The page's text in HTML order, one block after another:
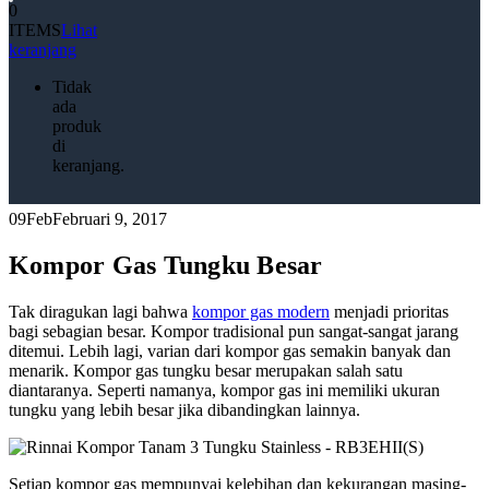
0
ITEMSLihat
keranjang
Tidak
ada
produk
di
keranjang.
09FebFebruari 9, 2017
Kompor Gas Tungku Besar
Tak diragukan lagi bahwa kompor gas modern menjadi prioritas
bagi sebagian besar. Kompor tradisional pun sangat-sangat jarang
ditemui. Lebih lagi, varian dari kompor gas semakin banyak dan
menarik. Kompor gas tungku besar merupakan salah satu
diantaranya. Seperti namanya, kompor gas ini memiliki ukuran
tungku yang lebih besar jika dibandingkan lainnya.
Setiap kompor gas mempunyai kelebihan dan kekurangan masing-